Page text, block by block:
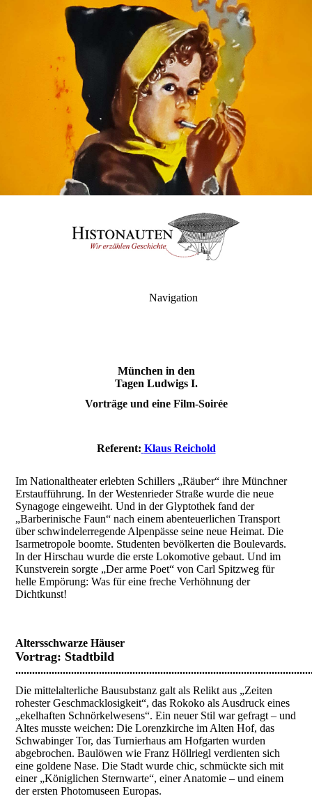
Navigation
München in den
Tagen Ludwigs I.
Vorträge und eine Film-Soirée
Referent: Klaus Reichold
Im Nationaltheater erlebten Schillers „Räuber“ ihre Münchner
Erstaufführung. In der Westenrieder Straße wurde die neue
Synagoge eingeweiht. Und in der Glyptothek fand der
„Barberinische Faun“ nach einem abenteuerlichen Transport
über schwindelerregende Alpenpässe seine neue Heimat. Die
Isarmetropole boomte. Studenten bevölkerten die Boulevards.
In der Hirschau wurde die erste Lokomotive gebaut. Und im
Kunstverein sorgte „Der arme Poet“ von Carl Spitzweg für
helle Empörung: Was für eine freche Verhöhnung der
Dichtkunst!
Altersschwarze Häuser
Vortrag: Stadtbild
Die mittelalterliche Bausubstanz galt als Relikt aus „Zeiten
rohester Geschmacklosigkeit“, das Rokoko als Ausdruck eines
„ekelhaften Schnörkelwesens“. Ein neuer Stil war gefragt – und
Altes musste weichen: Die Lorenzkirche im Alten Hof, das
Schwabinger Tor, das Turnierhaus am Hofgarten wurden
abgebrochen. Baulöwen wie Franz Höllriegl verdienten sich
eine goldene Nase. Die Stadt wurde chic, schmückte sich mit
einer „Königlichen Sternwarte“, einer Anatomie – und einem
der ersten Photomuseen Europas.